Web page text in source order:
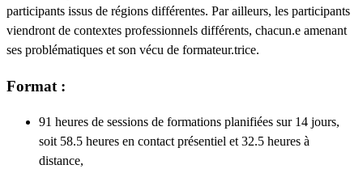
participants issus de régions différentes. Par ailleurs, les participants
viendront de contextes professionnels différents, chacun.e amenant
ses problématiques et son vécu de formateur.trice.
Format :
91 heures de sessions de formations planifiées sur 14 jours,
soit 58.5 heures en contact présentiel et 32.5 heures à
distance,